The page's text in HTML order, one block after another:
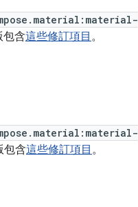
包含這些修訂項目 。
包含這些修訂項目 。